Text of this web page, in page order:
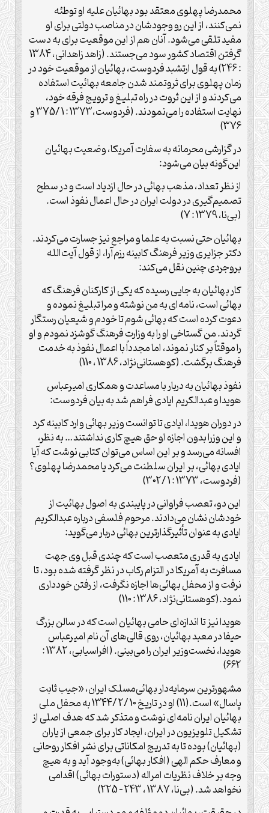
محمدرضا پهلوی معتقد بود بهائیان علیه او توطئه
نمی‌کنند، از این رو وجودشان در مناصب دولتی برای او
مفید تلقی می‌شود. آنان هم از این موقعیت برای به دست
گرفتن اقتصاد کشور سود می‌جستند. (زاهد زاهدانی، 1384
: 246) به قول ارتشبد فردوست، بهائیان از موقعیت خود در
زمان پهلوی برای ثروتمند شدن جامعه بهائیت استفاده
می‌کردند و از این ثروت در راه تبلیغ و ترویج فرقه خود،
نهایت استفاده را می‌نمودند. (فردوست،‌1373 : 1 /375 و
376)
در گزارشی محرمانه به سفارت آمریکا، وضعیت بهائیان
این‌گونه بیان می‌شود:
از نظر تعداد، مذهب بهائی در حال ازدیاد است و در سطح
تصمیم‌گیری در دولت ایران در حال اعمال نفوذ است.
(بی‌نا، 1379 : 7)
بهائیان حتی نسبت به علما و مراجع نیز جسارت می‌کردند.
دکتر جزایری وزیر فرهنگ کابینه رزم‌آرا، از قول آیت‌الله
بروجردی چنین نقل می‌کند:
کار بهائیان به جایی رسیده که یکی از کارکنان فرهنگ که
بهائی است، نامه‌ای به من نوشته و مرا تبلیغ نموده و
دعوت کرده است که بهائی شوم تا خودم و شیعیان رستگار
گردند. من گستاخی او را به وزارت فرهنگ گوشزد نمودم و او
را موقتاً بر کنار نموند،‌ اما مجدداً با اعمال نفوذ به خدمت
فرهنگ برگشت. (کوهستانی‌نژاد، 1386 ، 110)
نفوذ بهائیان به دربار با مساعدت و همکاری امیرعباس
هویدا و عبدالکریم ایادی فراهم شد به بیان فردوست:
در دوران هویدا،‌ ایادی تا توانست وزیر بهائی وارد کابینه کرد
و این وزرا بدون اجازه او حق هیچ کاری نداشتند… به نظر،‌
افسانه می‌رسد و بر این اساس می‌توان کتابی نوشت که آیا
ایادی بهائی، بر ایران سلطنت می‌کرد یا محمدرضا پهلوی؟
(فردوست، 1373 : 1 /302)
این دو، تعصب فراوانی در پایبندی به اصول بهائیت از
خودشان نشان می‌دادند. مرحوم فلسفی درباره عبدالکریم
ایادی به عنوان تأثیر‌گذارترین بهائی دربار می‌گوید:
ایادی به قدری متعصب است که چندی قبل وی جهت
مسافرت به آمریکا در التزام رکاب در نظر گرفته شده بود،‌ تا
نرفت و از محفل بهائی‌ها اجازه نگرفت، از رفتن خودداری
نمود.(کوهستانی‌نژاد، 1386 : 110)
هویدا نیز تا اندازه‌ای حامی بهائیان است که در سالن بزرگ
حیفا در معبد بهائیان، روی قالی‌های آن نام امیرعباس
هویدا، نخست‌وزیر ایران را می‌بینی. (افراسیابی، 1382 :
662)
مشهورترین سرمایه‌دار بهائی‌مسلک ایران،‌ «جیب ثابت
پاسال» است.(11) او در تاریخ 10 /2 /1344 به محفل ملی
بهائیان ایران نامه‌ای نوشت و متذکر شد که هدف اصلی از
تشکیل تلویزیون در ایران،‌ ایجاد کار برای جمعی از یاران
(بهائیان) بوده تا به تدریج امکاناتی برای نشر افکار روحانی
و معارف حکم الهی (افکار بهائی) به‌وجود آید و به هیچ
وجه بر خلاف نظریات امراله (دستورات بهائی) اقدامی
نخواهد شد. (بی‌نا، 1387 ،‌ 243 – 225)